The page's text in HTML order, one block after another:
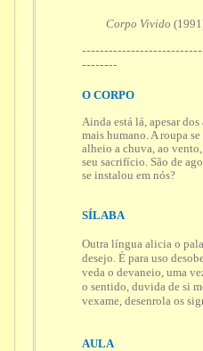
Corpo Vivido
--------
O CORPO
Ainda está lá, apesar
mais humano. A roupa
alheio a chuva, ao
seu sacrifício. São de
se instalou em nós?
SÍLABA
Outra língua alicia o
desejo. É para uso
veda o devaneio, uma
o sentido, duvida de si
vexame, desenrola os
AULA